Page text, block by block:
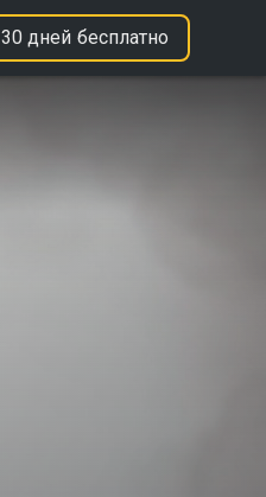
30 дней бесплатно